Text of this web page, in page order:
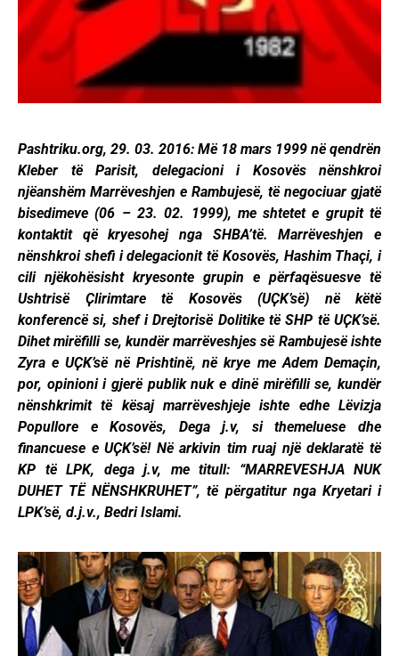
Pashtriku.org, 29. 03. 2016: Më 18 mars 1999 në qendrën
Kleber të Parisit, delegacioni i Kosovës nënshkroi
njëanshëm Marrëveshjen e Rambujesë, të negociuar gjatë
bisedimeve (06 – 23. 02. 1999), me shtetet e grupit të
kontaktit që kryesohej nga SHBA’të. Marrëveshjen e
nënshkroi shefi i delegacionit të Kosovës, Hashim Thaçi, i
cili njëkohësisht kryesonte grupin e përfaqësuesve të
Ushtrisë Ҫlirimtare të Kosovës (UҪK’së) në këtë
konferencë si, shef i Drejtorisë Dolitike të SHP të UҪK’së.
Dihet mirëfilli se, kundër marrëveshjes së Rambujesë ishte
Zyra e UҪK’së në Prishtinë, në krye me Adem Demaçin,
por, opinioni i gjerë publik nuk e dinë mirëfilli se, kundër
nënshkrimit të kësaj marrëveshjeje ishte edhe Lëvizja
Popullore e Kosovës, Dega j.v, si themeluese dhe
financuese e UҪK’së! Në arkivin tim ruaj një deklaratë të
KP të LPK, dega j.v, me titull: “MARREVESHJA NUK
DUHET TË NËNSHKRUHET”, të përgatitur nga Kryetari i
LPK’së, d.j.v., Bedri Islami.